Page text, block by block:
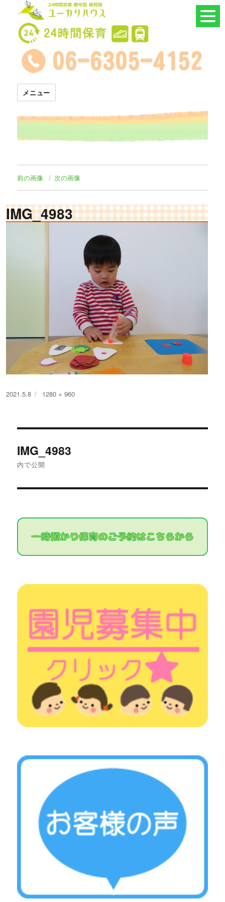
24時間託児所 ユーカリハウス
メニュー
前の画像 次の画像
IMG_4983
投
2021.5.8
フ
1280 × 960
稿
ゲ
ョ
ン
IMG_4983
内で公開